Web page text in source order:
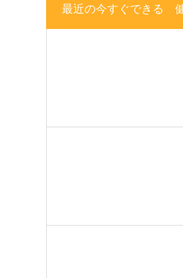
最近の今すぐできる